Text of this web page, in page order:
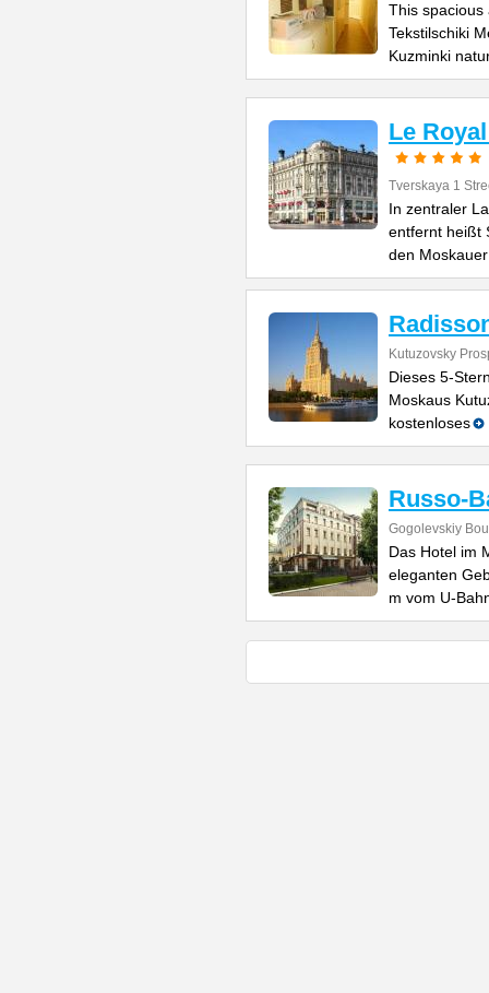
This spacious
Tekstilschiki
Kuzminki
Le
Tverskaya 1
In zentraler
entfernt heißt
den Moskauer
Kutuzovsky
Dieses 5-
Moskaus
kostenloses
Russo-
Gogolevskiy
Das Hotel im
eleganten
m vom U-